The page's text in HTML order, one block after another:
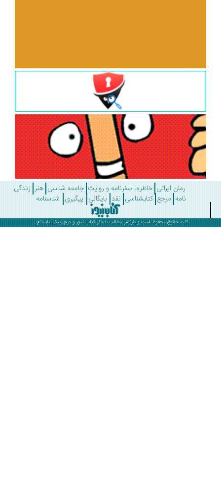
رمان ایرانی خاطره، سفرنامه و روایت جامعه شناسی هنر زندگی
مرجع کتابشناسی نقد بایگانی پیگیری شناسنامه
کلیه حقوق محفوظ است و بازنشر مطالب با ذکرکتاب نیوز و درج لینک، بلامانع .